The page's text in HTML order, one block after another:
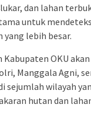
dan lahan
untuk
lebih besar.
Kabupaten OKU
Manggala Agni,
sejumlah wilayah
hutan dan